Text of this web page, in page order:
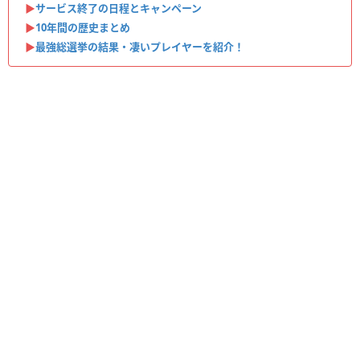
▶︎サービス終了の日程とキャンペーン
▶︎10年間の歴史まとめ
▶︎最強総選挙の結果・凄いプレイヤーを紹介！